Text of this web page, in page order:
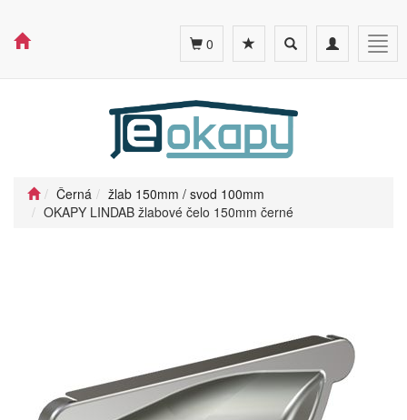
Toggle
navigation
Toggle
search
0
Černá
žlab 150mm / svod 100mm
OKAPY LINDAB žlabové čelo 150mm černé